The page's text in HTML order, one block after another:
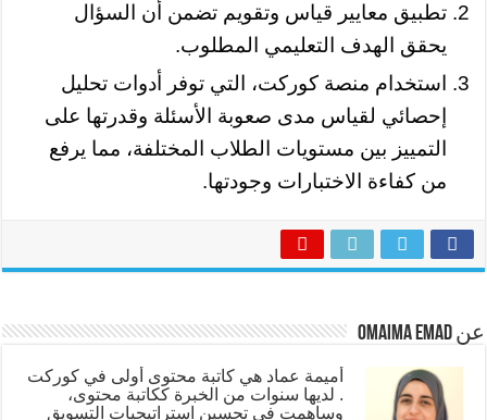
تطبيق معايير قياس وتقويم تضمن أن السؤال
يحقق الهدف التعليمي المطلوب.
استخدام منصة كوركت، التي توفر أدوات تحليل
إحصائي لقياس مدى صعوبة الأسئلة وقدرتها على
التمييز بين مستويات الطلاب المختلفة، مما يرفع
من كفاءة الاختبارات وجودتها.
عن Omaima Emad
أميمة عماد هي كاتبة محتوى أولى في كوركت
. لديها سنوات من الخبرة ككاتبة محتوى،
وساهمت في تحسين استراتيجيات التسويق